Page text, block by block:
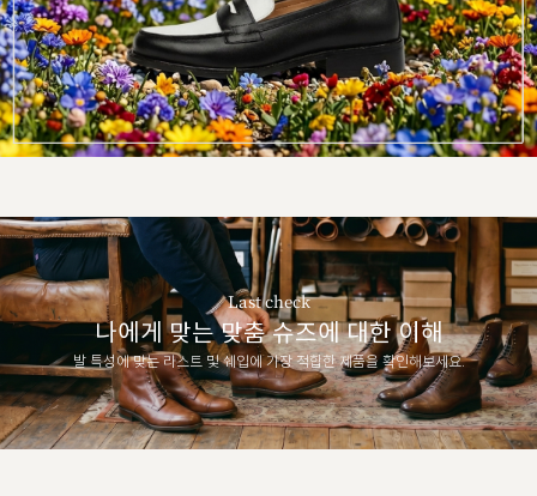
Last check
나에게 맞는 맞춤 슈즈에 대한 이해
발 특성에 맞는 라스트 및 쉐입에 가장 적합한 제품을 확인해보세요.